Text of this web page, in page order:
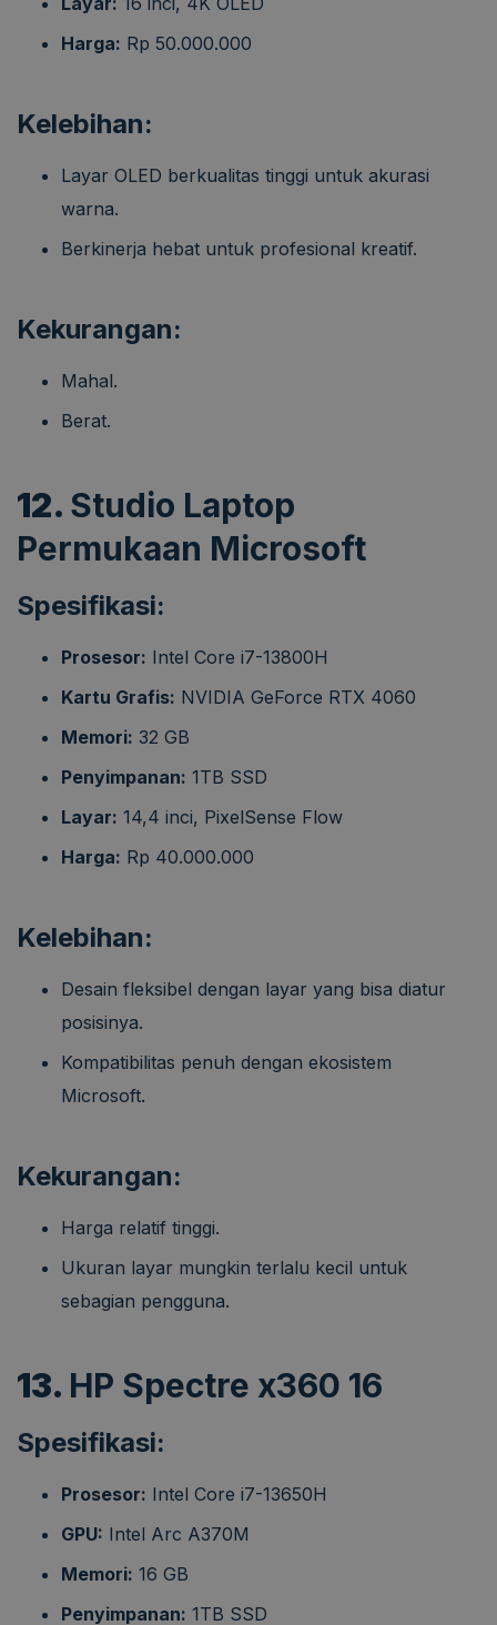
Harga: Rp 50.000.000
Kelebihan:
Layar OLED berkualitas tinggi untuk akurasi
warna.
Berkinerja hebat untuk profesional kreatif.
Kekurangan:
Mahal.
Berat.
12. Studio Laptop
Permukaan Microsoft
Spesifikasi:
Prosesor: Intel Core i7-13800H
Kartu Grafis: NVIDIA GeForce RTX 4060
Memori: 32 GB
Penyimpanan: 1TB SSD
Layar: 14,4 inci, PixelSense Flow
Harga: Rp 40.000.000
Kelebihan:
Desain fleksibel dengan layar yang bisa diatur
posisinya.
Kompatibilitas penuh dengan ekosistem
Microsoft.
Kekurangan:
Harga relatif tinggi.
Ukuran layar mungkin terlalu kecil untuk
sebagian pengguna.
13. HP Spectre x360 16
Spesifikasi:
Prosesor: Intel Core i7-13650H
GPU: Intel Arc A370M
Memori: 16 GB
Penyimpanan: 1TB SSD